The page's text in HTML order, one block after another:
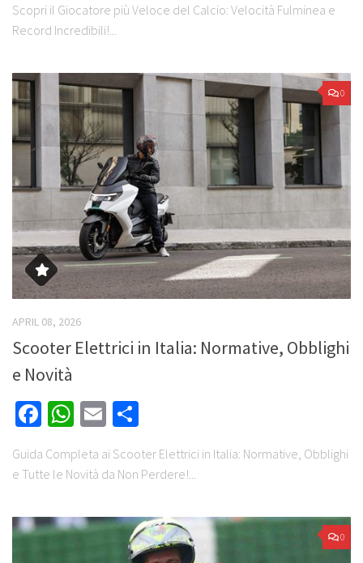
Scopri il Giocatore più Veloce del Calcio: Velocità Fulminea e
Record Incredibili!...
0
APRIL 08, 2026
Scooter Elettrici in Italia: Normative, Obblighi
e Novità
Facebook
WhatsApp
Email
Guida Completa ai Scooter Elettrici in Italia: Normative, Obblighi
e Tutte le Novità da Non Perdere!...
0